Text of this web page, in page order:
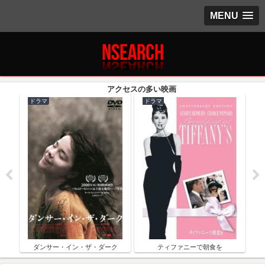
MENU
ドラマ
ダンサー・イン・ザ・ダーク
ドラマ
ティファニーで朝食を